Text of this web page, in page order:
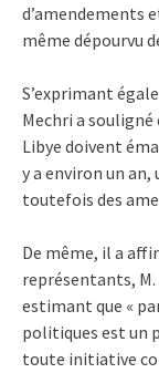
d’amendements
même dépourvu
S’exprimant
Mechri a
Libye doivent
y a environ un an,
toutefois des
De même, il a
représentants,
estimant que «
politiques est un
toute initiative